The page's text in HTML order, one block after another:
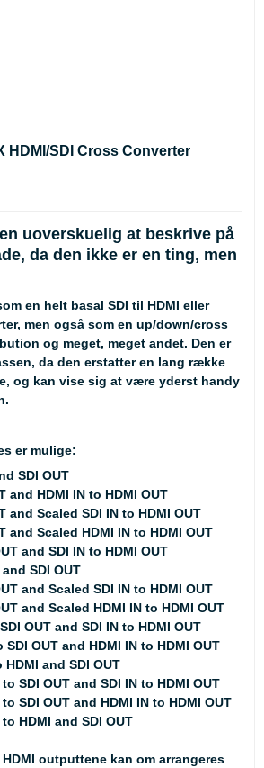
HDMI/SDI Cross Converter
uoverskuelig at beskrive på
da den ikke er en ting, men
en helt basal SDI til HDMI eller
men også som en up/down/cross
og meget, meget andet. Den er
da den erstatter en lang række
og kan vise sig at være yderst handy
er mulige:
SDI OUT
and HDMI IN to HDMI OUT
and Scaled SDI IN to HDMI OUT
and Scaled HDMI IN to HDMI OUT
and SDI IN to HDMI OUT
SDI OUT
and Scaled SDI IN to HDMI OUT
and Scaled HDMI IN to HDMI OUT
OUT and SDI IN to HDMI OUT
SDI OUT and HDMI IN to HDMI OUT
HDMI and SDI OUT
SDI OUT and SDI IN to HDMI OUT
SDI OUT and HDMI IN to HDMI OUT
HDMI and SDI OUT
outputtene kan om arrangeres